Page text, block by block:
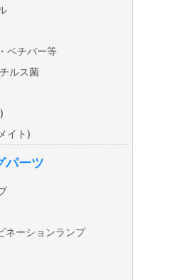
ベチバー等
ルス菌
イト)
パーツ
ネーションランプ